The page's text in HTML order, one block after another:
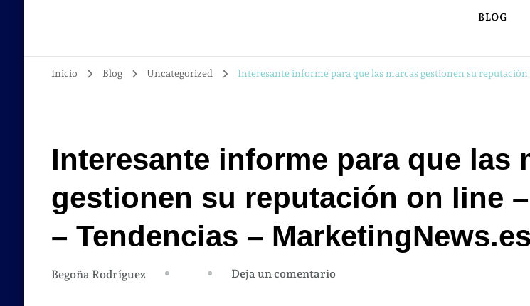
BLOG
Inicio Blog Uncategorized Interesante informe para que las marcas gestionen su
Interesante informe para que las
gestionen su reputación on line
– Tendencias – MarketingNews.es
Begoña Rodríguez Deja un comentarioen